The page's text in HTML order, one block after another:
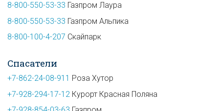
8-800-550-53-33 Газпром Лаура
8-800-550-53-33 Газпром Альпика
8-800-100-4-207 Скайпарк
Спасатели
+7-862-24-08-911 Роза Хутор
+7-928-294-17-12 Курорт Красная Поляна